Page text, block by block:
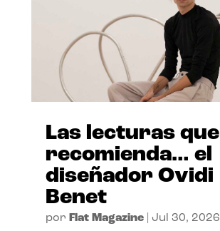
Las lecturas que
recomienda… el
diseñador Ovidi
Benet
por Flat Magazine| Jul 30, 2026